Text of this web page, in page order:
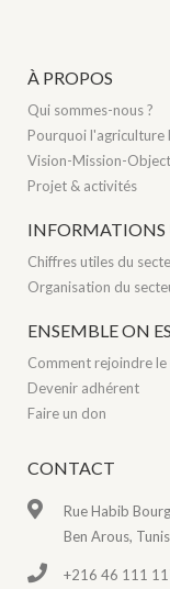
À PROPOS
Qui sommes-nous ?
Pourquoi l'agriculture
Vision-Mission-
Projet & activités
INFORMATIONS
Chiffres utiles du
Organisation du
ENSEMBLE ON
Comment rejoindre le
Devenir adhérent
Faire un don
CONTACT
Rue Habib
Ben Arous,
+216 46 111